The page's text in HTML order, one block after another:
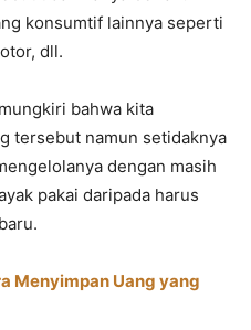
konsumtif lainnya seperti
dll.
bahwa kita
tersebut namun setidaknya
dengan masih
pakai daripada harus
Menyimpan Uang yang